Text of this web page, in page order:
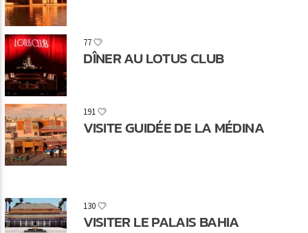
77
DÎNER AU LOTUS CLUB
191
VISITE GUIDÉE DE LA MÉDINA
130
VISITER LE PALAIS BAHIA